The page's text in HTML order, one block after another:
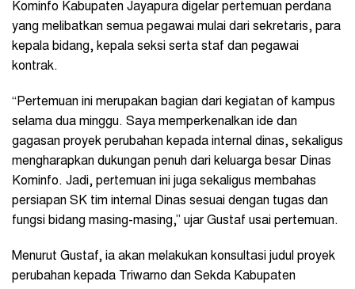
Kominfo Kabupaten Jayapura digelar pertemuan perdana
yang melibatkan semua pegawai mulai dari sekretaris, para
kepala bidang, kepala seksi serta staf dan pegawai
kontrak.
“Pertemuan ini merupakan bagian dari kegiatan of kampus
selama dua minggu. Saya memperkenalkan ide dan
gagasan proyek perubahan kepada internal dinas, sekaligus
mengharapkan dukungan penuh dari keluarga besar Dinas
Kominfo. Jadi, pertemuan ini juga sekaligus membahas
persiapan SK tim internal Dinas sesuai dengan tugas dan
fungsi bidang masing-masing,” ujar Gustaf usai pertemuan.
Menurut Gustaf, ia akan melakukan konsultasi judul proyek
perubahan kepada Triwarno dan Sekda Kabupaten